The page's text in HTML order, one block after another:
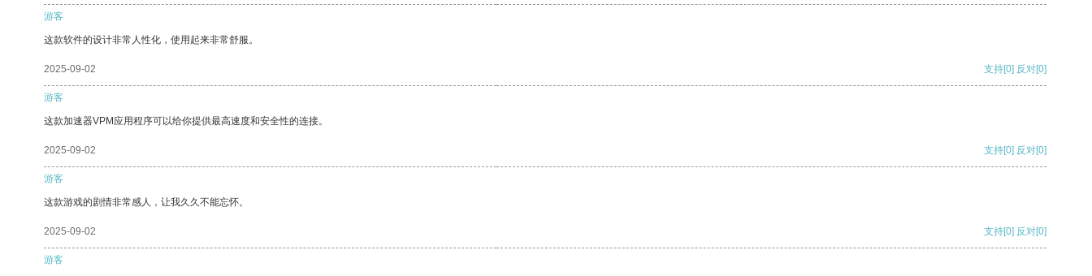
游客
这款软件的设计非常人性化，使用起来非常舒服。
2025-09-02 支持[0] 反对[0]
游客
这款加速器VPM应用程序可以给你提供最高速度和安全性的连接。
2025-09-02 支持[0] 反对[0]
游客
这款游戏的剧情非常感人，让我久久不能忘怀。
2025-09-02 支持[0] 反对[0]
游客